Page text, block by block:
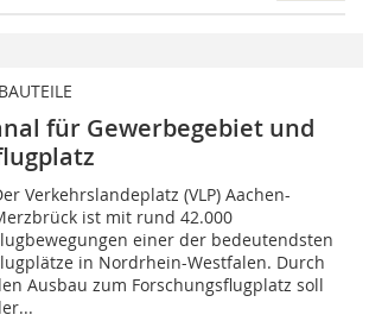
für Gewerbegebiet und
Verkehrslandeplatz (VLP) Aachen-
ist mit rund 42.000
einer der bedeutendsten
in Nordrhein-Westfalen. Durch
Ausbau zum Forschungsflugplatz soll